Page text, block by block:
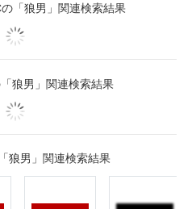
「狼男」関連検索結果
狼男」関連検索結果
狼男」関連検索結果